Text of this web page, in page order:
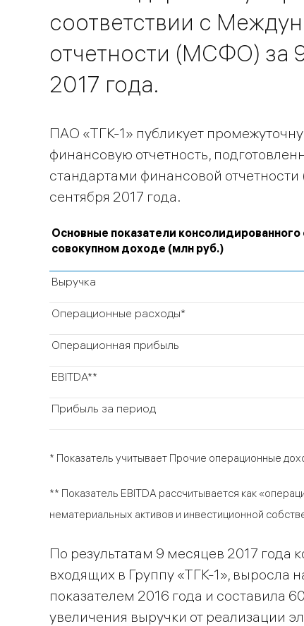
соответствии с
отчетности (МСФО) за
2017 года.
ПАО «ТГК-1» публикует
финансовую отчетность,
стандартами финансовой
сентября 2017 года.
Основные показатели консолидированного
совокупном доходе (млн руб.)
Выручка
Операционные расходы*
Операционная прибыль
EBITDA**
Прибыль за период
* Показатель учитывает Прочие операционные
** Показатель EBITDA рассчитывается как
нематериальных активов и инвестиционной
По результатам 9 месяцев 2017
входящих в Группу «ТГК-1», выросла
показателем 2016 года и составила
увеличения выручки от реализации